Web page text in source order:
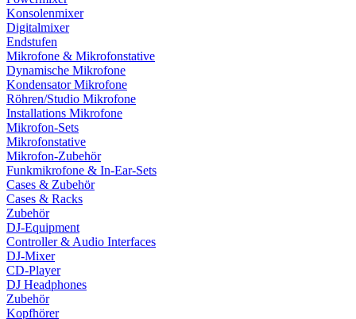
Konsolenmixer
Digitalmixer
Endstufen
Mikrofone & Mikrofonstative
Dynamische Mikrofone
Kondensator Mikrofone
Röhren/Studio Mikrofone
Installations Mikrofone
Mikrofon-Sets
Mikrofonstative
Mikrofon-Zubehör
Funkmikrofone & In-Ear-Sets
Cases & Zubehör
Cases & Racks
Zubehör
DJ-Equipment
Controller & Audio Interfaces
DJ-Mixer
CD-Player
DJ Headphones
Zubehör
Kopfhörer